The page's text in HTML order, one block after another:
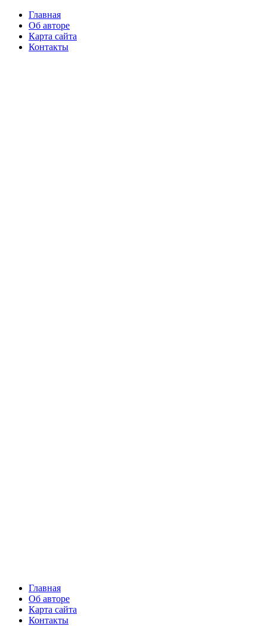
Главная
Об авторе
Карта сайта
Контакты
Главная
Об авторе
Карта сайта
Контакты